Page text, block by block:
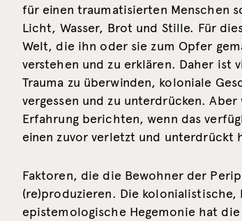
für einen traumatisierten Menschen
Licht, Wasser, Brot und Stille. Für
Welt, die ihn oder sie zum Opfer
verstehen und zu erklären. Daher ist
Trauma zu überwinden, koloniale
vergessen und zu unterdrücken.
Erfahrung berichten, wenn das
einen zuvor verletzt und unterdrückt
Faktoren, die die Bewohner der
(re)produzieren. Die
epistemologische Hegemonie hat